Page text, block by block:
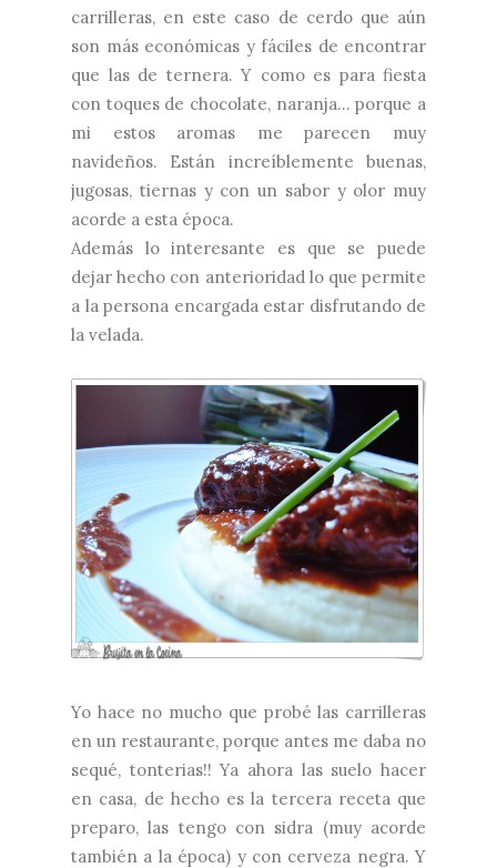
carrilleras, en este caso de cerdo que aún
son más económicas y fáciles de encontrar
que las de ternera. Y como es para fiesta
con toques de chocolate, naranja... porque a
mi estos aromas me parecen muy
navideños. Están increíblemente buenas,
jugosas, tiernas y con un sabor y olor muy
acorde a esta época.
Además lo interesante es que se puede
dejar hecho con anterioridad lo que permite
a la persona encargada estar disfrutando de
la velada.
Yo hace no mucho que probé las carrilleras
en un restaurante, porque antes me daba no
sequé, tonterias!! Ya ahora las suelo hacer
en casa, de hecho es la tercera receta que
preparo, las tengo con sidra (muy acorde
también a la época) y con cerveza negra. Y